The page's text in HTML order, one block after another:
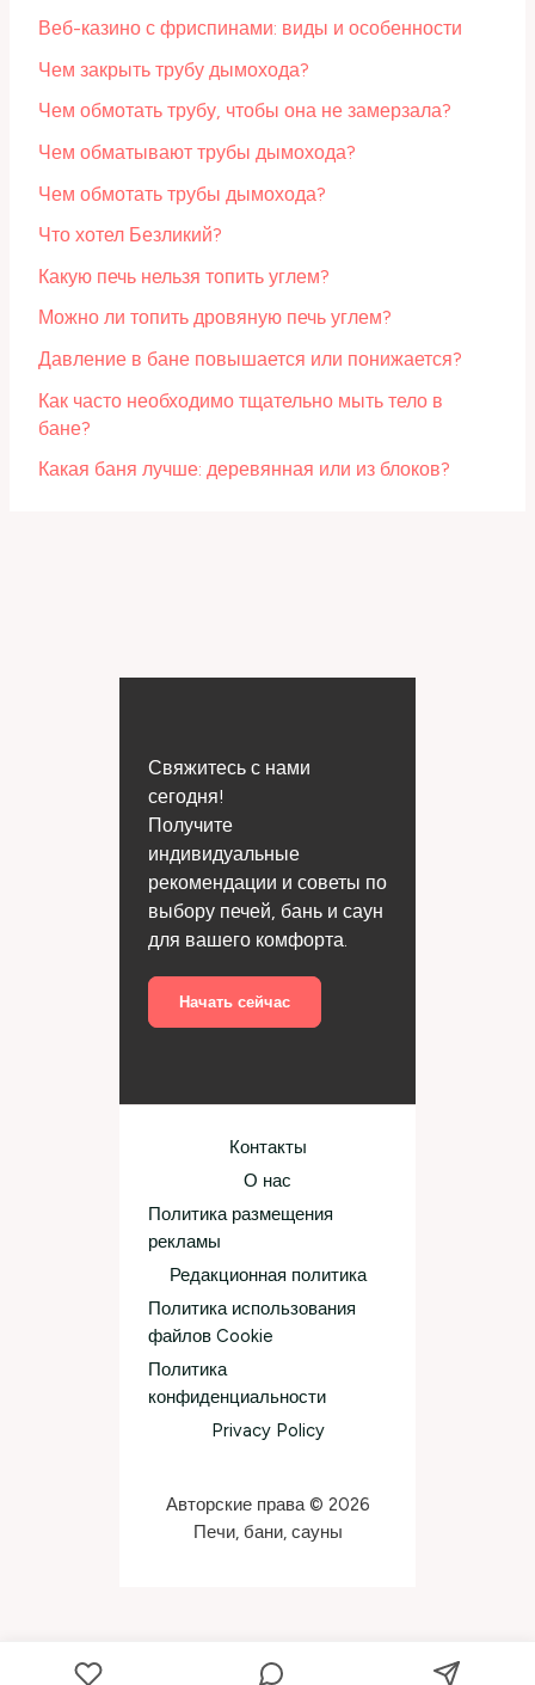
Веб-казино с фриспинами: виды и особенности
Чем закрыть трубу дымохода?
Чем обмотать трубу, чтобы она не замерзала?
Чем обматывают трубы дымохода?
Чем обмотать трубы дымохода?
Что хотел Безликий?
Какую печь нельзя топить углем?
Можно ли топить дровяную печь углем?
Давление в бане повышается или понижается?
Как часто необходимо тщательно мыть тело в
бане?
Какая баня лучше: деревянная или из блоков?
Свяжитесь с нами
сегодня!
Получите
индивидуальные
рекомендации и советы по
выбору печей, бань и саун
для вашего комфорта.
Начать сейчас
Контакты
О нас
Политика размещения
рекламы
Редакционная политика
Политика использования
файлов Cookie
Политика
конфиденциальности
Privacy Policy
Авторские права © 2026
Печи, бани, сауны